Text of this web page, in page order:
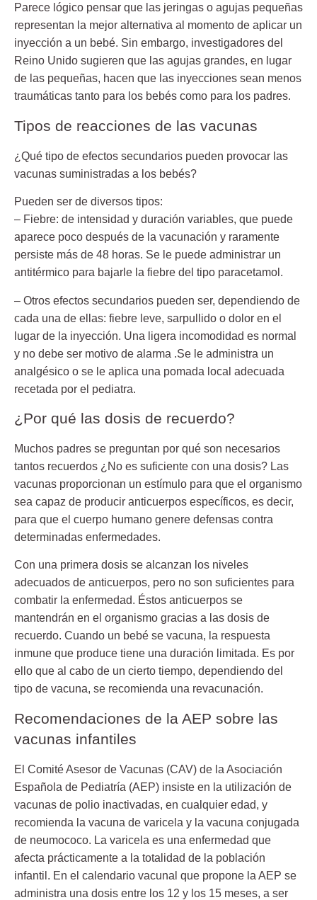
Parece lógico pensar que las jeringas o agujas pequeñas
representan la mejor alternativa al momento de aplicar un
inyección a un bebé. Sin embargo, investigadores del
Reino Unido sugieren que las agujas grandes, en lugar
de las pequeñas, hacen que las inyecciones sean menos
traumáticas tanto para los bebés como para los padres.
Tipos de reacciones de las vacunas
¿Qué tipo de efectos secundarios pueden provocar las
vacunas suministradas a los bebés?
Pueden ser de diversos tipos:
– Fiebre: de intensidad y duración variables, que puede
aparece poco después de la vacunación y raramente
persiste más de 48 horas. Se le puede administrar un
antitérmico para bajarle la fiebre del tipo paracetamol.
– Otros efectos secundarios pueden ser, dependiendo de
cada una de ellas: fiebre leve, sarpullido o dolor en el
lugar de la inyección. Una ligera incomodidad es normal
y no debe ser motivo de alarma .Se le administra un
analgésico o se le aplica una pomada local adecuada
recetada por el pediatra.
¿Por qué las dosis de recuerdo?
Muchos padres se preguntan por qué son necesarios
tantos recuerdos ¿No es suficiente con una dosis? Las
vacunas proporcionan un estímulo para que el organismo
sea capaz de producir anticuerpos específicos, es decir,
para que el cuerpo humano genere defensas contra
determinadas enfermedades.
Con una primera dosis se alcanzan los niveles
adecuados de anticuerpos, pero no son suficientes para
combatir la enfermedad. Éstos anticuerpos se
mantendrán en el organismo gracias a las dosis de
recuerdo. Cuando un bebé se vacuna, la respuesta
inmune que produce tiene una duración limitada. Es por
ello que al cabo de un cierto tiempo, dependiendo del
tipo de vacuna, se recomienda una revacunación.
Recomendaciones de la AEP sobre las
vacunas infantiles
El Comité Asesor de Vacunas (CAV) de la Asociación
Española de Pediatría (AEP) insiste en la utilización de
vacunas de polio inactivadas, en cualquier edad, y
recomienda la vacuna de varicela y la vacuna conjugada
de neumococo. La varicela es una enfermedad que
afecta prácticamente a la totalidad de la población
infantil. En el calendario vacunal que propone la AEP se
administra una dosis entre los 12 y los 15 meses, a ser